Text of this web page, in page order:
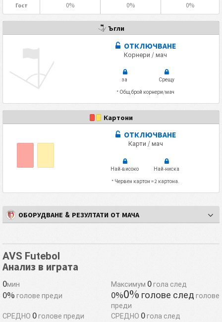
Гост 0% 0% 0%
Ъгли
ОТКЛЮЧВАНЕ
Корнери / мач
за
Срещу
* Общ брой корнери/мач
Картони
ОТКЛЮЧВАНЕ
Карти / мач
Най-високо
Най-ниска
* Червен картон = 2 картона.
ОБОРУДВАНЕ & РЕЗУЛТАТИ ОТ МАЧА
AVS Futebol
Анализ в играта
0мин Максимум 0гола след
0% голове преди 0%0% голове след голове
преди
СРЕДНО 0голове преди СРЕДНО 0гола след